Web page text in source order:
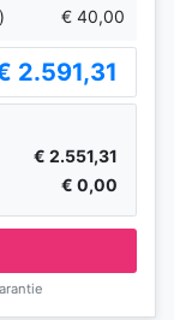
€ 40,00
2.591,31
€ 2.551,31
€ 0,00